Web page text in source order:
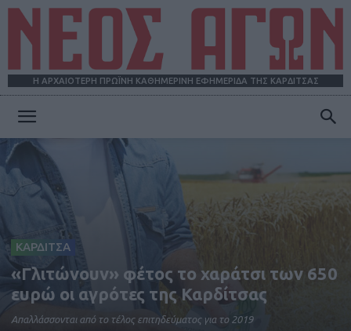
Η ΑΡΧΑΙΟΤΕΡΗ ΠΡΩΪΝΗ ΚΑΘΗΜΕΡΙΝΗ ΕΦΗΜΕΡΙΔΑ ΤΗΣ ΚΑΡΔΙΤΣΑΣ
ΚΑΡΔΙΤΣΑ
«Γλιτώνουν» φέτος το χαράτσι των 650
ευρώ οι αγρότες της Καρδίτσας
Απαλλάσσονται από το τέλος επιτηδεύματος για το 2019